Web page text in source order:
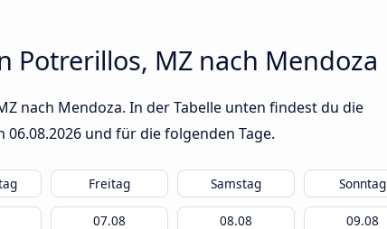
MZ nach Mendoza
nach Mendoza. In der Tabelle unten findest du die
06.08.2026 und für die folgenden Tage.
Freitag Samstag Sonntag
07.08 08.08 09.08